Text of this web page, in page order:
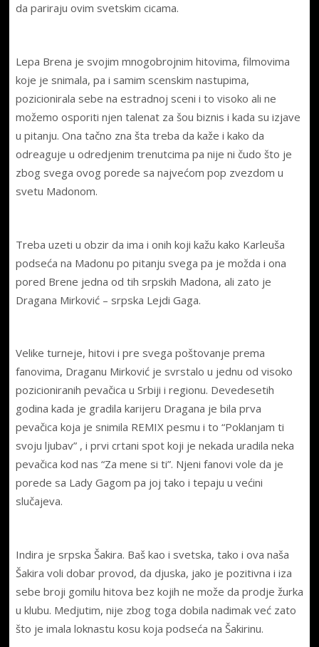
da pariraju ovim svetskim cicama.
Lepa Brena je svojim mnogobrojnim hitovima, filmovima
koje je snimala, pa i samim scenskim nastupima,
pozicionirala sebe na estradnoj sceni i to visoko ali ne
možemo osporiti njen talenat za šou biznis i kada su izjave
u pitanju. Ona tačno zna šta treba da kaže i kako da
odreaguje u odredjenim trenutcima pa nije ni čudo što je
zbog svega ovog porede sa najvećom pop zvezdom u
svetu Madonom.
Treba uzeti u obzir da ima i onih koji kažu kako Karleuša
podseća na Madonu po pitanju svega pa je možda i ona
pored Brene jedna od tih srpskih Madona, ali zato je
Dragana Mirković – srpska Lejdi Gaga.
Velike turneje, hitovi i pre svega poštovanje prema
fanovima, Draganu Mirković je svrstalo u jednu od visoko
pozicioniranih pevačica u Srbiji i regionu. Devedesetih
godina kada je gradila karijeru Dragana je bila prva
pevačica koja je snimila REMIX pesmu i to “Poklanjam ti
svoju ljubav” , i prvi crtani spot koji je nekada uradila neka
pevačica kod nas “Za mene si ti”. Njeni fanovi vole da je
porede sa Lady Gagom pa joj tako i tepaju u većini
slučajeva.
Indira je srpska Šakira. Baš kao i svetska, tako i ova naša
Šakira voli dobar provod, da djuska, jako je pozitivna i iza
sebe broji gomilu hitova bez kojih ne može da prodje žurka
u klubu. Medjutim, nije zbog toga dobila nadimak već zato
što je imala loknastu kosu koja podseća na Šakirinu.